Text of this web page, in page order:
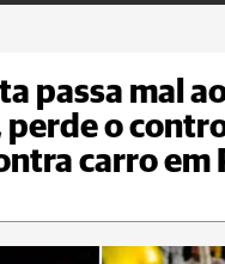
passa mal
o
carro em